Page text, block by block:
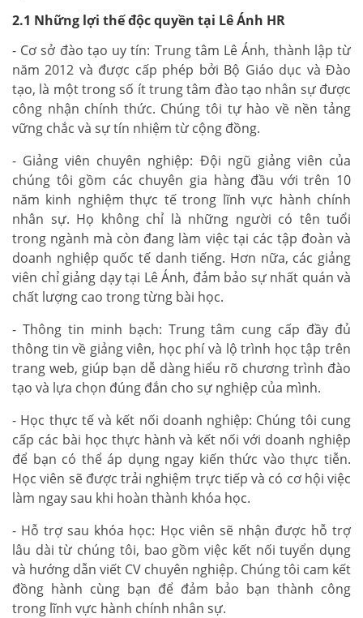
2.1 Những lợi thế độc quyền tại Lê Ánh HR
- Cơ sở đào tạo uy tín: Trung tâm Lê Ánh, thành lập từ
năm 2012 và được cấp phép bởi Bộ Giáo dục và Đào
tạo, là một trong số ít trung tâm đào tạo nhân sự được
công nhận chính thức. Chúng tôi tự hào về nền tảng
vững chắc và sự tín nhiệm từ cộng đồng.
- Giảng viên chuyên nghiệp: Đội ngũ giảng viên của
chúng tôi gồm các chuyên gia hàng đầu với trên 10
năm kinh nghiệm thực tế trong lĩnh vực hành chính
nhân sự. Họ không chỉ là những người có tên tuổi
trong ngành mà còn đang làm việc tại các tập đoàn và
doanh nghiệp quốc tế danh tiếng. Hơn nữa, các giảng
viên chỉ giảng dạy tại Lê Ánh, đảm bảo sự nhất quán và
chất lượng cao trong từng bài học.
- Thông tin minh bạch: Trung tâm cung cấp đầy đủ
thông tin về giảng viên, học phí và lộ trình học tập trên
trang web, giúp bạn dễ dàng hiểu rõ chương trình đào
tạo và lựa chọn đúng đắn cho sự nghiệp của mình.
- Học thực tế và kết nối doanh nghiệp: Chúng tôi cung
cấp các bài học thực hành và kết nối với doanh nghiệp
để bạn có thể áp dụng ngay kiến thức vào thực tiễn.
Học viên sẽ được trải nghiệm trực tiếp và có cơ hội việc
làm ngay sau khi hoàn thành khóa học.
- Hỗ trợ sau khóa học: Học viên sẽ nhận được hỗ trợ
lâu dài từ chúng tôi, bao gồm việc kết nối tuyển dụng
và hướng dẫn viết CV chuyên nghiệp. Chúng tôi cam kết
đồng hành cùng bạn để đảm bảo bạn thành công
trong lĩnh vực hành chính nhân sự.